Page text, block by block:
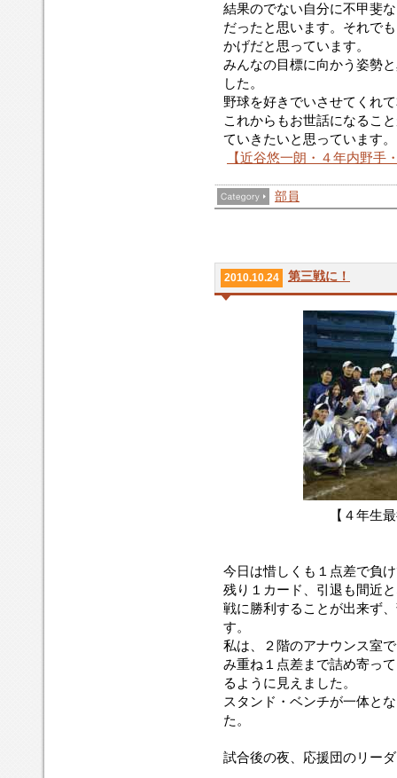
結果のでない自分に不甲斐
だったと思います。それで
かげだと思っています。
みんなの目標に向かう姿勢
した。
野球を好きでいさせてくれ
これからもお世話になるこ
ていきたいと思っています。
【近谷悠一朗・４年内野手
部員
2010.10.24 第三戦に！
【４年生
今日は惜しくも１点差で負
残り１カード、引退も間近
戦に勝利することが出来ず
す。
私は、２階のアナウンス室
み重ね１点差まで詰め寄っ
るように見えました。
スタンド・ベンチが一体と
た。
試合後の夜、応援団のリー